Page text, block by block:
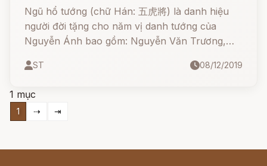
Ngũ hổ tướng (chữ Hán: 五虎將) là danh hiệu
người đời tặng cho năm vị danh tướng của
Nguyễn Ánh bao gồm: Nguyễn Văn Trương,
Huỳnh Đức, Trương Tấn Bửu.
ST 08/12/2019
1 mục
1 ⇢ ⇥